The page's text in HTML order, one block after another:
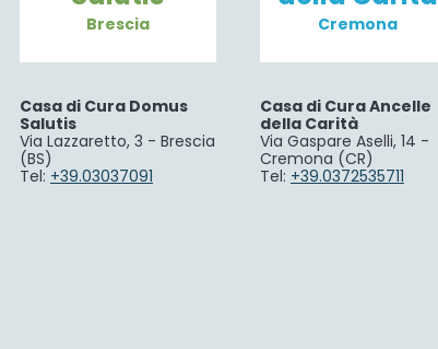
Brescia
Casa di Cura Domus
Salutis
Via Lazzaretto, 3 - Brescia
(BS)
Tel: +39.03037091
Cremona
Casa di Cura Ancelle
della Carità
Via Gaspare Aselli, 14 -
Cremona (CR)
Tel: +39.0372535711